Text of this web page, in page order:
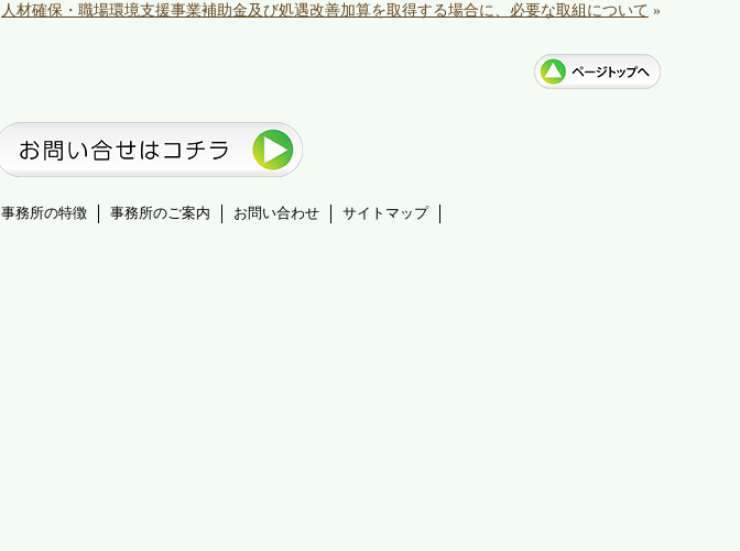
人材確保・職場環境支援事業補助金及び処遇改善加算を取得する場合に、必要な取組について »
事務所の特徴 事務所のご案内 お問い合わせ サイトマップ